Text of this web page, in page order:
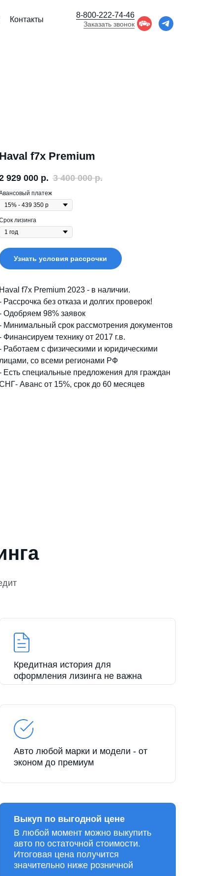
Контакты
8-800-222-74-46
Заказать звонок
Haval f7x Premium
929 000 р. 3 400 000 р.
платеж
лизинга
Узнать условия рассрочки
Haval f7x Premium 2023 - в наличии.
Рассрочка без отказа и долгих проверок!
Одобряем 98% заявок
Минимальный срок рассмотрения документов
Финансируем технику от 2017 г.в.
Работаем с физическими и юридическими
лицами, со всеми регионами РФ
Есть специальные предложения для граждан
- Аванс от 15%, срок до 60 месяцев
Кредитная история для
оформления лизинга не важна
Авто любой марки и модели - от
эконом до премиум
В любой момент можно выкупить
авто по остаточной стоимости.
Итоговая цена получится
значительно ниже розничной
Выкуп по выгодной цене